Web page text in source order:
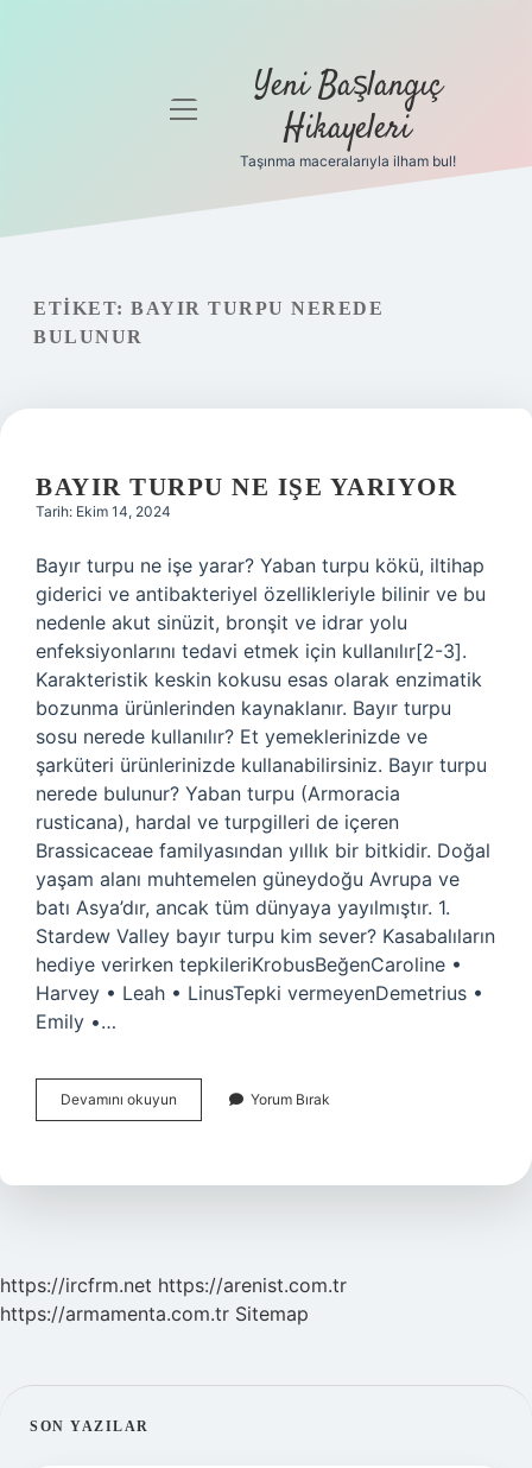
Gizlilik
Yasal Uyarı
menüyü
Yeni Başlangıç
Hikayeleri
Taşınma maceralarıyla ilham bul!
ETIKET: BAYIR TURPU NEREDE
BULUNUR
BAYIR TURPU NE IŞE YARIYOR
Tarih: Ekim 14, 2024
Bayır turpu ne işe yarar? Yaban turpu kökü, iltihap
giderici ve antibakteriyel özellikleriyle bilinir ve bu
nedenle akut sinüzit, bronşit ve idrar yolu
enfeksiyonlarını tedavi etmek için kullanılır[2-3].
Karakteristik keskin kokusu esas olarak enzimatik
bozunma ürünlerinden kaynaklanır. Bayır turpu
sosu nerede kullanılır? Et yemeklerinizde ve
şarküteri ürünlerinizde kullanabilirsiniz. Bayır turpu
nerede bulunur? Yaban turpu (Armoracia
rusticana), hardal ve turpgilleri de içeren
Brassicaceae familyasından yıllık bir bitkidir. Doğal
yaşam alanı muhtemelen güneydoğu Avrupa ve
batı Asya’dır, ancak tüm dünyaya yayılmıştır. 1.
Stardew Valley bayır turpu kim sever? Kasabalıların
hediye verirken tepkileriKrobusBeğenCaroline •
Harvey • Leah • LinusTepki vermeyenDemetrius •
Emily •…
Devamını okuyun
Turpu
Yarıyor
Yorum Bırak
https://ircfrm.net https://arenist.com.tr
https://armamenta.com.tr Sitemap
SIDEBAR
SON YAZILAR